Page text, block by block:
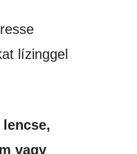
lízinggel
vagy